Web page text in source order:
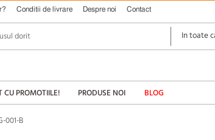
Conditii de livrare Despre noi Contact
CU PROMOTIILE! PRODUSE NOI BLOG
001-B